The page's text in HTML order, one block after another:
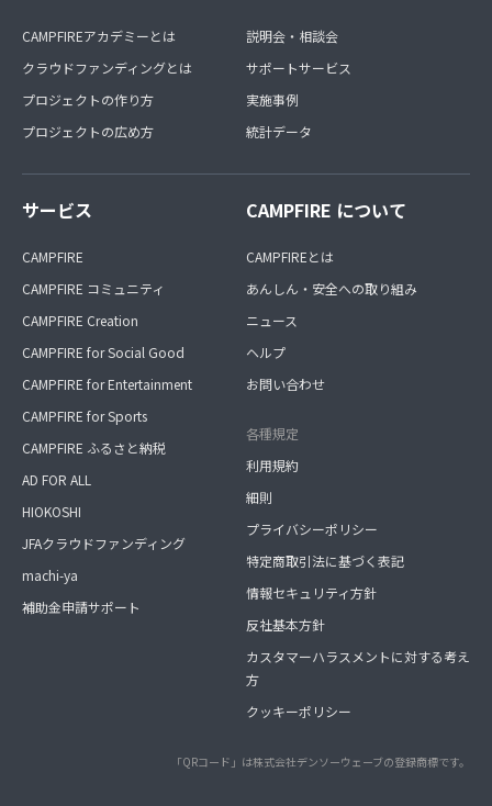
CAMPFIREアカデミーとは
クラウドファンディングとは
プロジェクトの作り方
プロジェクトの広め方
説明会・相談会
サポートサービス
実施事例
統計データ
サービス
CAMPFIRE
CAMPFIRE コミュニティ
CAMPFIRE Creation
CAMPFIRE for Social Good
CAMPFIRE for Entertainment
CAMPFIRE for Sports
CAMPFIRE ふるさと納税
AD FOR ALL
HIOKOSHI
JFAクラウドファンディング
machi-ya
補助金申請サポート
CAMPFIRE について
CAMPFIREとは
あんしん・安全への取り組み
ニュース
ヘルプ
お問い合わせ
各種規定
利用規約
細則
プライバシーポリシー
特定商取引法に基づく表記
情報セキュリティ方針
反社基本方針
カスタマーハラスメントに対する考え
方
クッキーポリシー
「QRコード」は株式会社デンソーウェーブの登録商標です。